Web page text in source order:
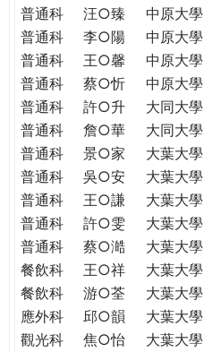
普通科
汪○臻 中原大學
普通科
李○陽 中原大學
普通科
王○馨 中原大學
普通科
蔡○忻 中原大學
普通科
許○升 大同大學
普通科
詹○華 大同大學
普通科
景○家 大葉大學
普通科
吳○安 大葉大學
普通科
王○謙 大葉大學
普通科
許○雯 大葉大學
普通科
蔡○澔 大葉大學
餐飲科
王○祥 大葉大學
餐飲科
游○荃 大葉大學
應外科
邱○韻 大葉大學
觀光科
焦○怡 大葉大學